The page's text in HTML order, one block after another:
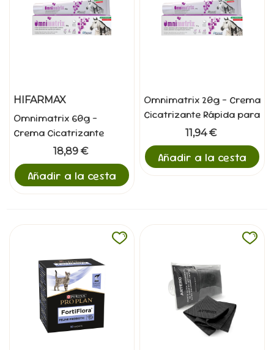
HIFARMAX
Omnimatrix 60g -
Crema Cicatrizante
Rápida para Heridas
18,89 €
Añadir a la cesta
Omnimatrix 20g - Crema
Cicatrizante Rápida para
11,94 €
Añadir a la cesta